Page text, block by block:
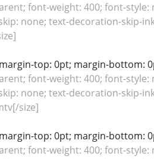
font-weight: 400; font-
none; text-decoration-skip-
top: 0pt; margin-bottom:
font-weight: 400; font-
none; text-decoration-skip-
size]
top: 0pt; margin-bottom:
font-weight: 400; font-